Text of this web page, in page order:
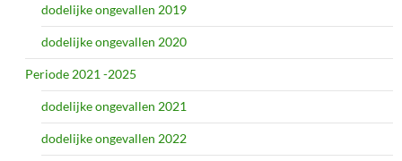
dodelijke ongevallen 2019
dodelijke ongevallen 2020
Periode 2021 -2025
dodelijke ongevallen 2021
dodelijke ongevallen 2022